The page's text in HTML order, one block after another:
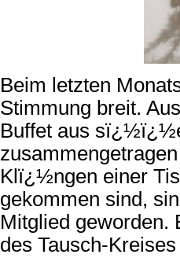
Beim letzten
Stimmung breit.
Buffet aus
Klï¿½ngen einer
gekommen sind,
Mitglied geworden.
des Tausch-